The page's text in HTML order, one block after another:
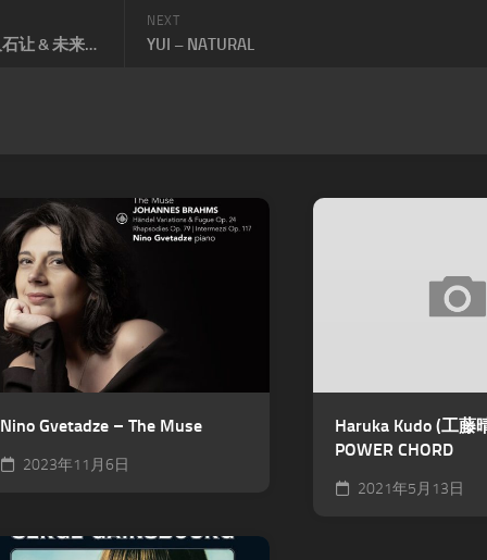
NEXT
YUI – NATURAL
久石让-勃拉姆斯: 交响曲全集 (久石让 & 未来经典乐团) (3 Discs) (11.2MHz DSD)
Nino Gvetadze – The Muse
2023年11月6日
Haruka Kudo (工藤
POWER CHORD
2021年5月13日